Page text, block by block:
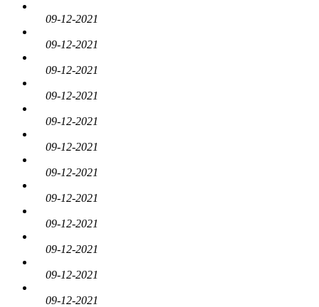
09-12-2021
09-12-2021
09-12-2021
09-12-2021
09-12-2021
09-12-2021
09-12-2021
09-12-2021
09-12-2021
09-12-2021
09-12-2021
09-12-2021